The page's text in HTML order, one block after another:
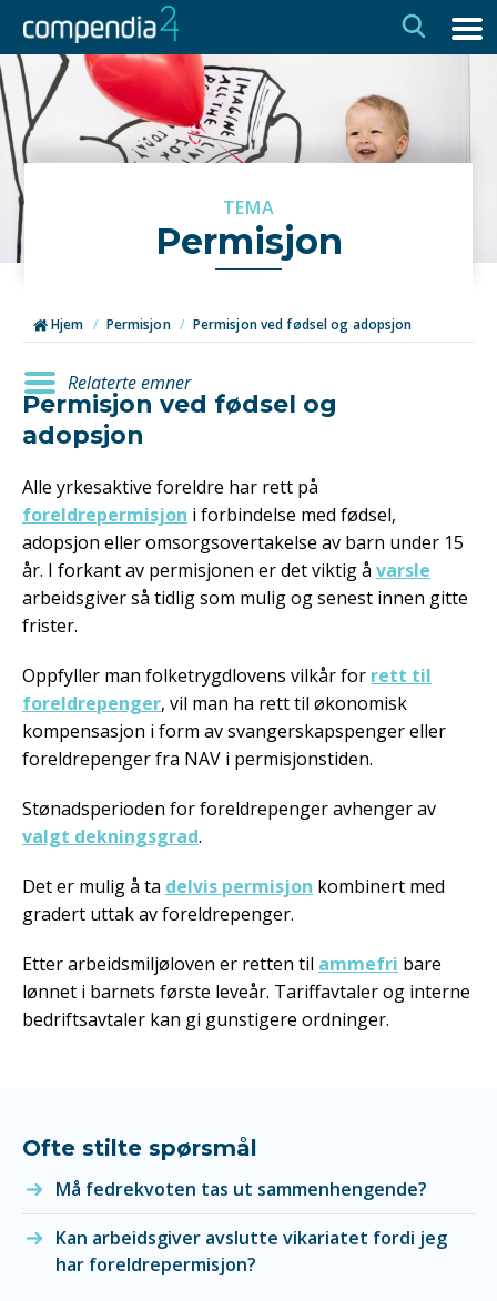
navigasjon
innhold
TEMA
Permisjon
Hjem / Permisjon / Permisjon ved fødsel og adopsjon
Relaterte emner
Permisjon ved fødsel og
adopsjon
Alle yrkesaktive foreldre har rett på
foreldrepermisjon i forbindelse med fødsel,
adopsjon eller omsorgsovertakelse av barn under 15
år. I forkant av permisjonen er det viktig å varsle
arbeidsgiver så tidlig som mulig og senest innen gitte
frister.
Oppfyller man folketrygdlovens vilkår for rett til
foreldrepenger, vil man ha rett til økonomisk
kompensasjon i form av svangerskapspenger eller
foreldrepenger fra NAV i permisjonstiden.
Stønadsperioden for foreldrepenger avhenger av
valgt dekningsgrad.
Det er mulig å ta delvis permisjon kombinert med
gradert uttak av foreldrepenger.
Etter arbeidsmiljøloven er retten til ammefri bare
lønnet i barnets første leveår. Tariffavtaler og interne
bedriftsavtaler kan gi gunstigere ordninger.
Ofte stilte spørsmål
Må fedrekvoten tas ut sammenhengende?
Kan arbeidsgiver avslutte vikariatet fordi jeg
har foreldrepermisjon?